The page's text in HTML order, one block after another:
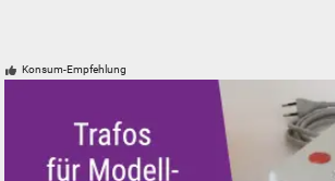
Konsum-Empfehlung